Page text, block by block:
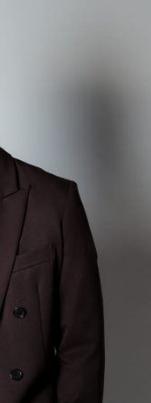
て、今年の8月6日
思い出したいなと
ヨークで行われた国
ていまして、2024年
日本原水爆被害者
濱住治郎さんとい
者ということで、
ていう話をされま
きな核不拡散の総会
務局の山口仙二さ
ー・モア・ヒロシ
を叫んだことを、
必ず1分間の黙祷と
を捧げて亡くなった
ですけど、日本の
いうことは別に規定
。これはすごく大事
こにいない人たち
ったり、それを思
たであろう苦しみ
とをこの1分間の中
ですね。少なくと
っても多いんで
す」
税の恩恵を受ける
確保が進まない
期金利の上昇と円
があるという指摘
消費税の実質ゼロ
になる。原油高など
価格の転嫁を控え
価格を値上げする
ら円安に、値上げ
、こんな指摘も出
どうお考えです